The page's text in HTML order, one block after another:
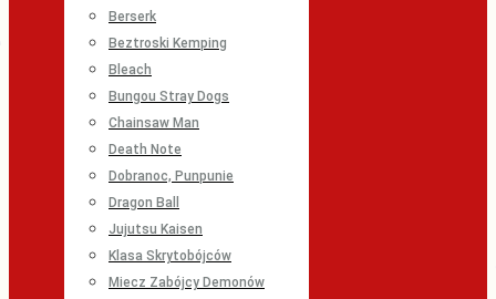
Berserk
Beztroski Kemping
Bleach
Bungou Stray Dogs
Chainsaw Man
Death Note
Dobranoc, Punpunie
Dragon Ball
Jujutsu Kaisen
Klasa Skrytobójców
Miecz Zabójcy Demonów